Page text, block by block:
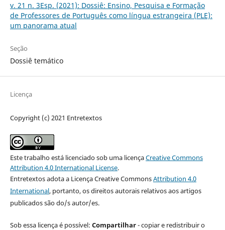
v. 21 n. 3Esp. (2021): Dossiê: Ensino, Pesquisa e Formação
de Professores de Português como língua estrangeira (PLE):
um panorama atual
Seção
Dossiê temático
Licença
Copyright (c) 2021 Entretextos
Este trabalho está licenciado sob uma licençaCreative Commons
Attribution 4.0 International License.
Entretextos adota a Licença Creative CommonsAttribution 4.0
International, portanto, os direitos autorais relativos aos artigos
publicados são do/s autor/es.
Sob essa licença é possível: Compartilhar- copiar e redistribuir o